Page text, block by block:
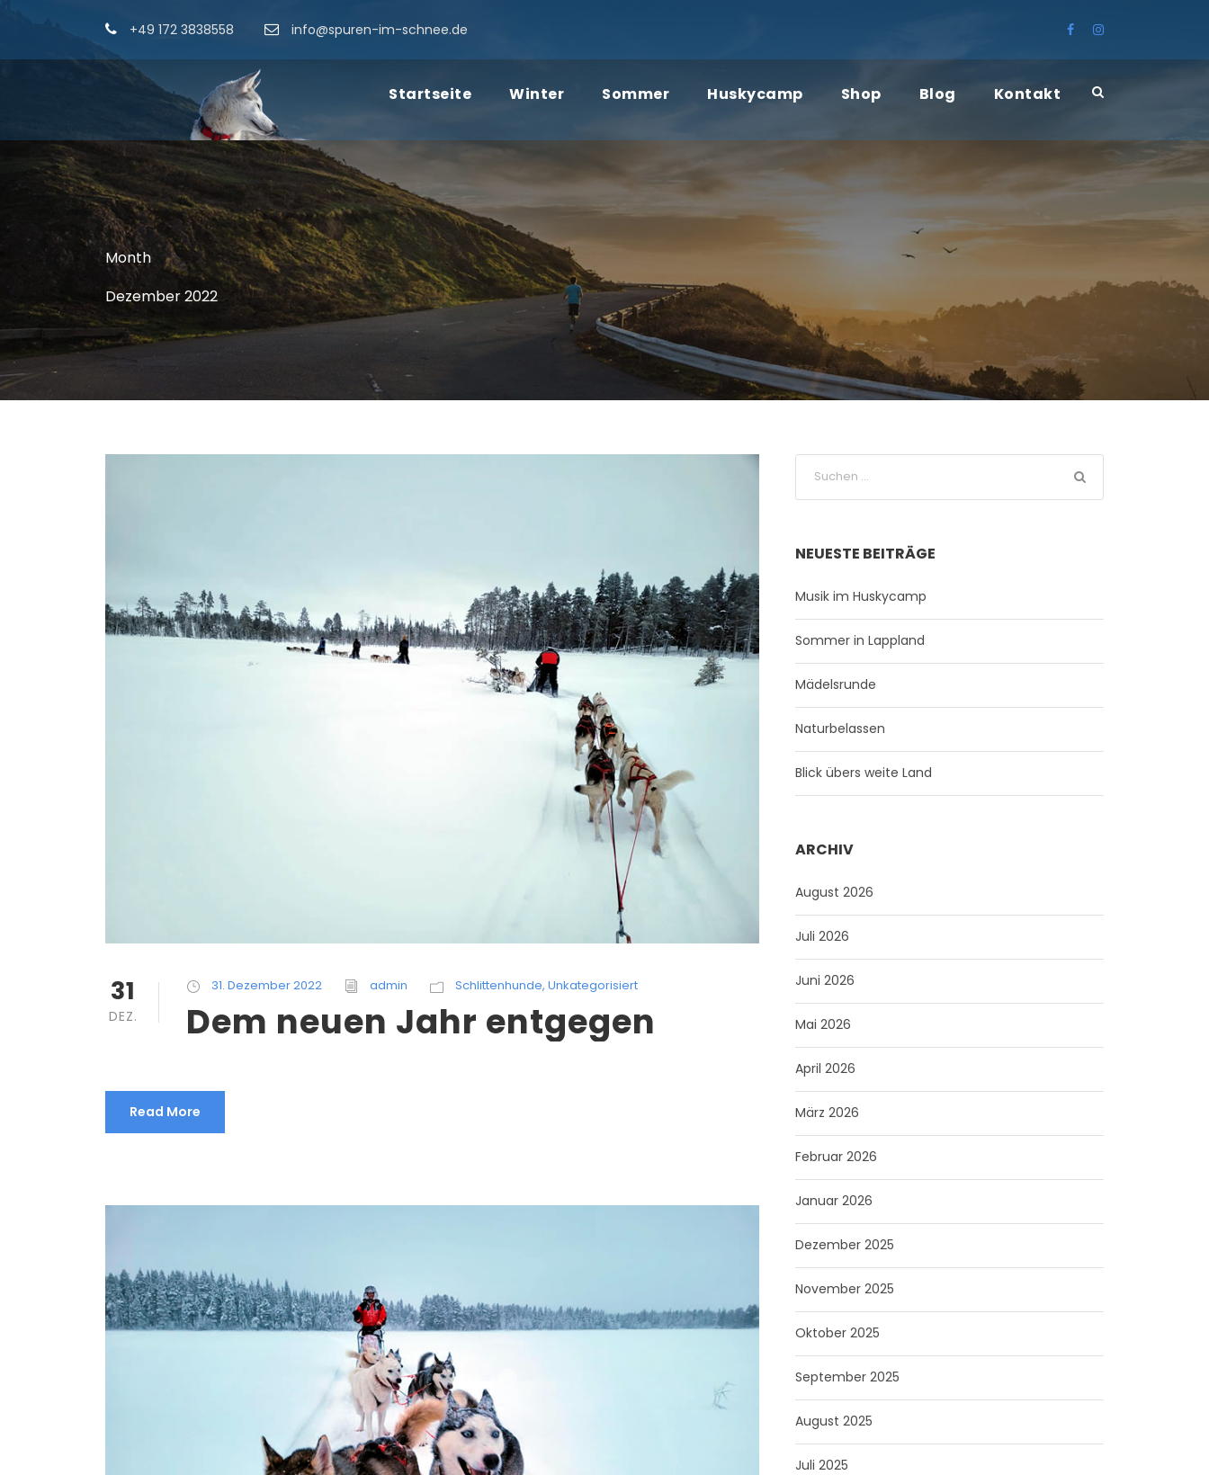
+49 172 3838558 info@spuren-im-schnee.de
Startseite Winter Sommer Huskycamp Shop Blog Kontakt
Month
Dezember 2022
31
DEZ.
31. Dezember 2022 admin Schlittenhunde, Unkategorisiert
Dem neuen Jahr entgegen
Read More
NEUESTE BEITRÄGE
Musik im Huskycamp
Sommer in Lappland
Mädelsrunde
Naturbelassen
Blick übers weite Land
ARCHIV
August 2026
Juli 2026
Juni 2026
Mai 2026
April 2026
März 2026
Februar 2026
Januar 2026
Dezember 2025
November 2025
Oktober 2025
September 2025
August 2025
Juli 2025